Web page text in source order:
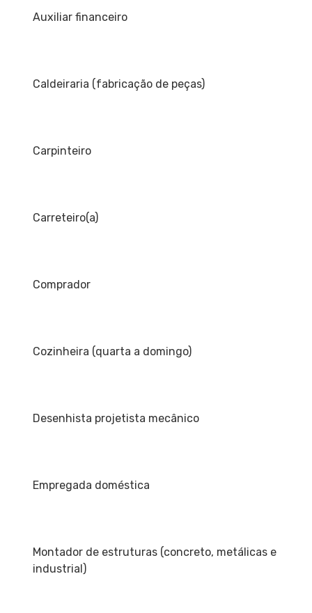
Auxiliar financeiro
Caldeiraria (fabricação de peças)
Carpinteiro
Carreteiro(a)
Comprador
Cozinheira (quarta a domingo)
Desenhista projetista mecânico
Empregada doméstica
Montador de estruturas (concreto, metálicas e
industrial)